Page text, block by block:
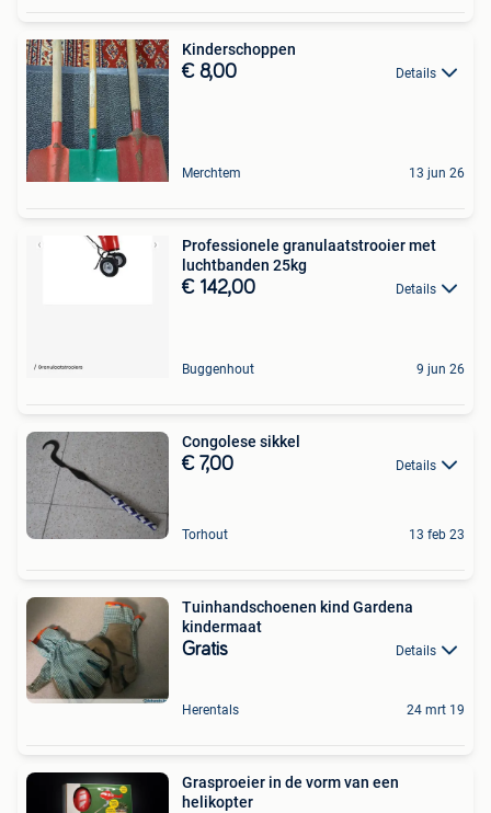
Kinderschoppen
€ 8,00 Details
Merchtem 13 jun 26
Professionele granulaatstrooier met
luchtbanden 25kg
€ 142,00 Details
Buggenhout 9 jun 26
Congolese sikkel
€ 7,00 Details
Torhout 13 feb 23
Tuinhandschoenen kind Gardena
kindermaat
Gratis Details
Herentals 24 mrt 19
Grasproeier in de vorm van een
helikopter